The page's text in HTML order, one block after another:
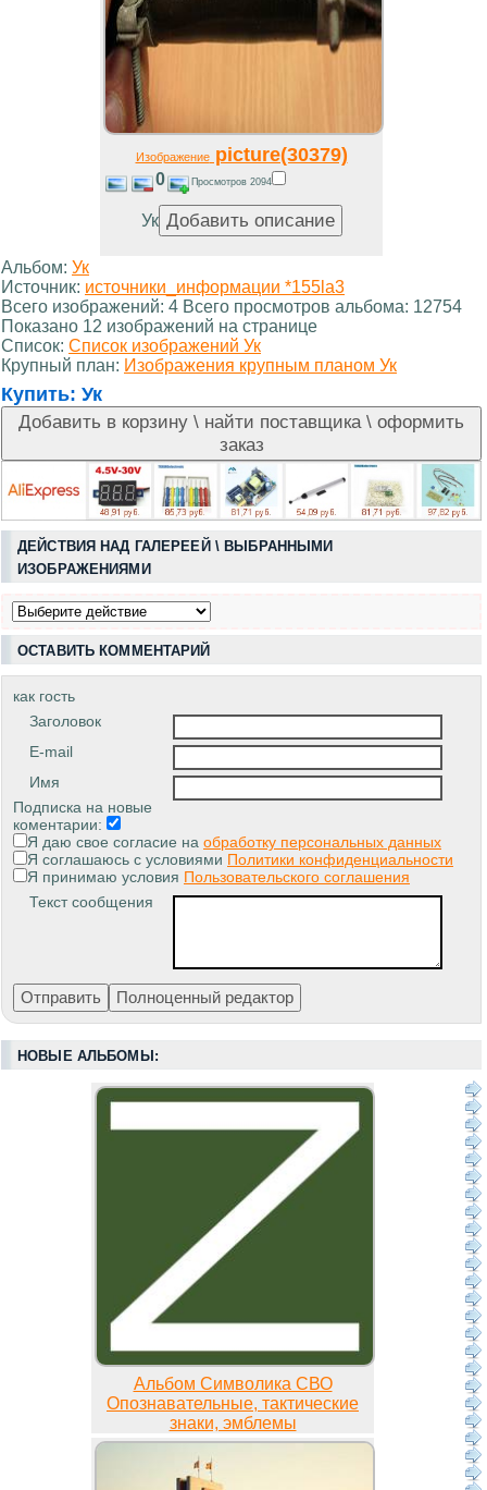
Изображениеpicture(30379)
0 Просмотров 2094
Ук
Альбом: Ук
Источник: источники_информации *155la3
Всего изображений: 4 Всего просмотров альбома: 12754
Показано 12 изображений на странице
Список: Список изображений Ук
Крупный план: Изображения крупным планом Ук
Купить: Ук
ДЕЙСТВИЯ НАД ГАЛЕРЕЕЙ \ ВЫБРАННЫМИ
ИЗОБРАЖЕНИЯМИ
ОСТАВИТЬ КОММЕНТАРИЙ
как гость
Заголовок
E-mail
Имя
Подписка на новые
коментарии:
Я даю свое согласие на обработку персональных данных
Я соглашаюсь с условиями Политики конфиденциальности
Я принимаю условия Пользовательского соглашения
Текст сообщения
НОВЫЕ АЛЬБОМЫ:
Альбом Символика СВО
Опознавательные, тактические
знаки, эмблемы